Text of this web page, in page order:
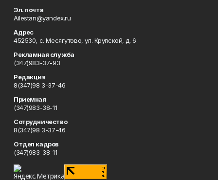
Эл. почта
Ailestan@yandex.ru
Адрес
452530, с. Месягутово, ул. Крупской, д. 6
Рекламная служба
(347)983-37-93
Редакция
8(347)98 3-37-46
Приемная
(347)983-38-11
Сотрудничество
8(347)98 3-37-46
Отдел кадров
(347)983-38-11